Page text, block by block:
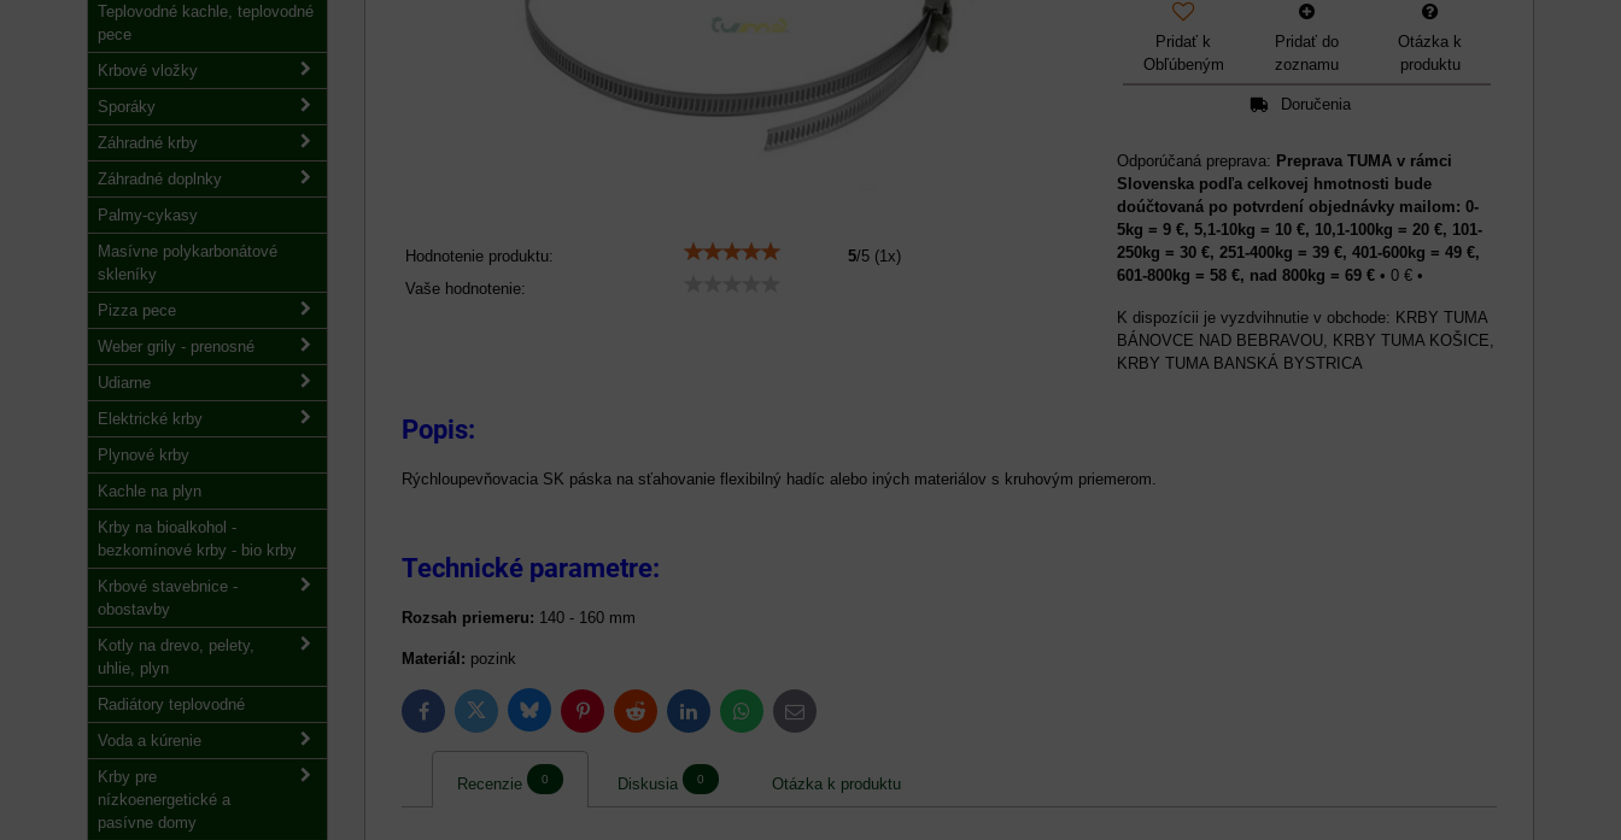
Hodnotenie produktu: 5/5 (1x)
Vaše hodnotenie:
Pridať k
Obľúbeným
Pridať do
zoznamu
Otázka k
produktu
Doručenia
Preprava TUMA v rámci
Slovenska podľa celkovej hmotnosti bude
doúčtovaná po potvrdení objednávky mailom: 0-
5kg = 9 €, 5,1-10kg = 10 €, 10,1-100kg = 20 €, 101-
250kg = 30 €, 251-400kg = 39 €, 401-600kg = 49 €,
601-800kg = 58 €, nad 800kg = 69 € • 0 € •
KRBY TUMA
BÁNOVCE NAD BEBRAVOU, KRBY TUMA KOŠICE,
KRBY TUMA BANSKÁ BYSTRICA
Popis:
Rýchloupevňovacia SK páska na sťahovanie flexibilný hadíc alebo iných materiálov s kruhovým priemerom.
Technické parametre:
Rozsah priemeru: 140 - 160 mm
Materiál: pozink
FacebookTwitter BlueskyPinterestReddit LinkedInWhatsApp
E-
mail
Recenzie 0 Diskusia 0 Otázka k produktu
Teplovodné kachle, teplovodné
pece
Krbové vložky
Sporáky
Záhradné krby
Záhradné doplnky
Palmy-cykasy
Masívne polykarbonátové
skleníky
Pizza pece
Weber grily - prenosné
Udiarne
Elektrické krby
Plynové krby
Kachle na plyn
Krby na bioalkohol -
bezkomínové krby - bio krby
Krbové stavebnice -
obostavby
Kotly na drevo, pelety,
uhlie, plyn
Radiátory teplovodné
Voda a kúrenie
Krby pre
nízkoenergetické a
pasívne domy